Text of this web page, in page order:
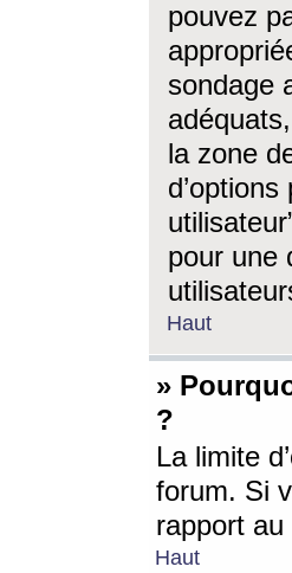
pouvez
sondage
la zone
pour une
Haut
»
?
La limite
forum. Si
rapport au
Haut